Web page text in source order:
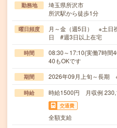
勤務地
埼玉県所沢市
所沢駅から徒歩1分
曜日頻度
月～金（週5日） ※土日
日 #週3日以上在宅
時間
08:30～17:10(実働7時間
40もOKです
期間 2026年09月上旬～長期
時給 時給1500円 月収例
交通費
全額支給